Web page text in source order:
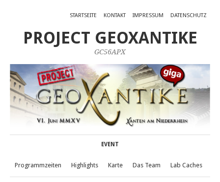
STARTSEITE KONTAKT IMPRESSUM DATENSCHUTZ
PROJECT GEOXANTIKE
GC56APX
EVENT
Programmzeiten Highlights Karte Das Team Lab Caches